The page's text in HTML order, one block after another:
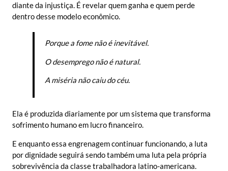
diante da injustiça. É revelar quem ganha e quem perde
dentro desse modelo econômico.
Porque a fome não é inevitável.
O desemprego não é natural.
A miséria não caiu do céu.
Ela é produzida diariamente por um sistema que transforma
sofrimento humano em lucro financeiro.
E enquanto essa engrenagem continuar funcionando, a luta
por dignidade seguirá sendo também uma luta pela própria
sobrevivência da classe trabalhadora latino-americana.